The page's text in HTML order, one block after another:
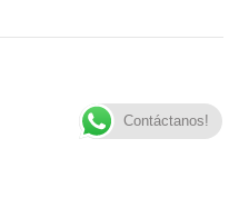
Contáctanos!